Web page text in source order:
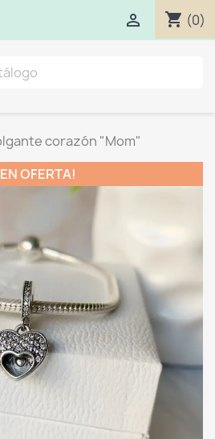
shopping_cart (0)

corazón "Mom"
OFERTA!